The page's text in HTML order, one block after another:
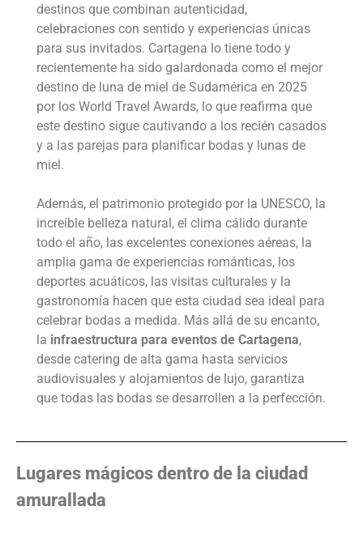
destinos que combinan autenticidad,
celebraciones con sentido y experiencias únicas
para sus invitados. Cartagena lo tiene todo y
recientemente ha sido galardonada como el mejor
destino de luna de miel de Sudamérica en 2025
por los World Travel Awards, lo que reafirma que
este destino sigue cautivando a los recién casados
y a las parejas para planificar bodas y lunas de
miel.
Además, el patrimonio protegido por la UNESCO, la
increíble belleza natural, el clima cálido durante
todo el año, las excelentes conexiones aéreas, la
amplia gama de experiencias románticas, los
deportes acuáticos, las visitas culturales y la
gastronomía hacen que esta ciudad sea ideal para
celebrar bodas a medida. Más allá de su encanto,
la infraestructura para eventos de Cartagena,
desde catering de alta gama hasta servicios
audiovisuales y alojamientos de lujo, garantiza
que todas las bodas se desarrollen a la perfección.
Lugares mágicos dentro de la ciudad
amurallada